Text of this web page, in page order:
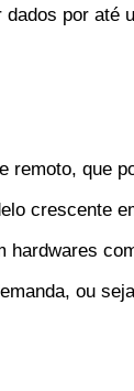
por até
remoto, que
crescente
hardwares
ou